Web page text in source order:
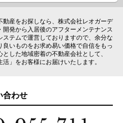
産をお探しなら、株式会社レオガーデ
発から入居後のアフターメンテナンス
ステムで運営しておりますので、余分な
いものをお求め易い価格で自信をもっ
した地域密着の不動産会社として、
」をお客様にお届けいたします。
合わせ